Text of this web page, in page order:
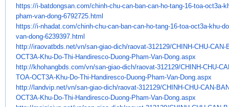
https://i-batdongsan.com/chinh-chu-can-ban-can-ho-tang-16-toa-oct3a-
pham-van-dong-6792725.html
https://i-nhadat.com/chinh-chu-can-ban-can-ho-tang-16-toa-oct3a-khu-
van-dong-6239397.html
http://iraovatbds.net/vn/san-giao-dich/raovat-312129/CHINH-CHU-CAN-
OCT3A-Khu-Do-Thi-Handiresco-Duong-Pham-Van-Dong.aspx
http://khohangbds.com/vn/san-giao-dich/raovat-312129/CHINH-CHU-
TOA-OCT3A-Khu-Do-Thi-Handiresco-Duong-Pham-Van-Dong.aspx
http://landvip.net/vn/san-giao-dich/raovat-312129/CHINH-CHU-CAN-
OCT3A-Khu-Do-Thi-Handiresco-Duong-Pham-Van-Dong.aspx